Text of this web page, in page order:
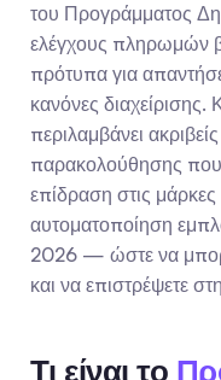
του Προγράμματος
ελέγχους πληρωμών
πρότυπα για
κανόνες
περιλαμβάνει
παρακολούθησης που
επίδραση στις
αυτοματοποίηση
2026 — ώστε να
και να επιστρέψετε
Τι είναι το